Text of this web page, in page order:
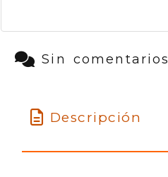
Sin comentarios
Descripción